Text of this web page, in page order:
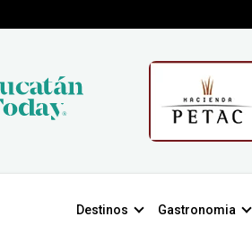
Destinos Gastronomia